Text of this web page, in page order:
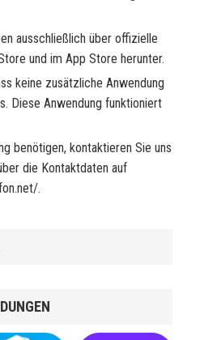
ausschließlich über offizielle
und im App Store herunter.
keine zusätzliche Anwendung
Diese Anwendung funktioniert
benötigen, kontaktieren Sie uns
die Kontaktdaten auf
.